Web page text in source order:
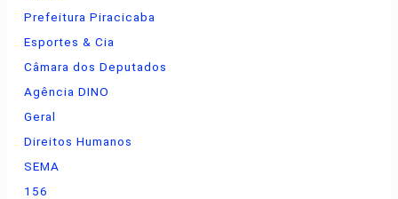
Prefeitura Piracicaba
Esportes & Cia
Câmara dos Deputados
Agência DINO
Geral
Direitos Humanos
SEMA
156